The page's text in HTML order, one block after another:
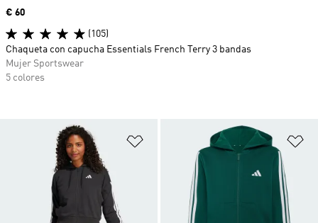
Añadir a la lista de deseos
Precio
€ 60
(105)
Chaqueta con capucha Essentials French Terry 3 bandas
Mujer Sportswear
5 colores